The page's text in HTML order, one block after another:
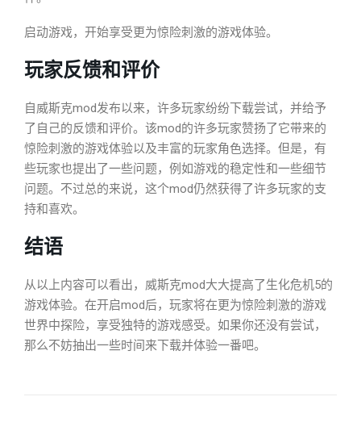
启动游戏，开始享受更为惊险刺激的游戏体验。
玩家反馈和评价
自威斯克mod发布以来，许多玩家纷纷下载尝试，并给予
了自己的反馈和评价。该mod的许多玩家赞扬了它带来的
惊险刺激的游戏体验以及丰富的玩家角色选择。但是，有
些玩家也提出了一些问题，例如游戏的稳定性和一些细节
问题。不过总的来说，这个mod仍然获得了许多玩家的支
持和喜欢。
结语
从以上内容可以看出，威斯克mod大大提高了生化危机5的
游戏体验。在开启mod后，玩家将在更为惊险刺激的游戏
世界中探险，享受独特的游戏感受。如果你还没有尝试，
那么不妨抽出一些时间来下载并体验一番吧。